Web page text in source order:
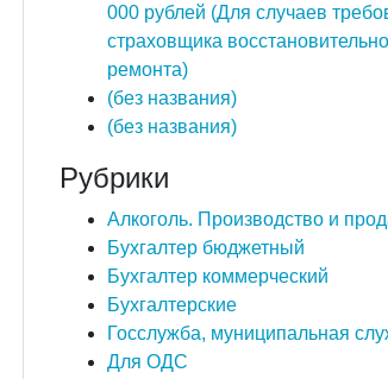
000 рублей (Для случаев
страховщика
ремонта)
(без названия)
(без названия)
Рубрики
Алкоголь. Производство и
Бухгалтер бюджетный
Бухгалтер коммерческий
Бухгалтерские
Госслужба, муниципальная
Для ОДС